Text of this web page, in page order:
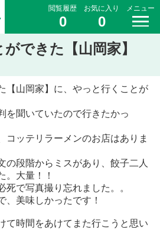
閲覧履歴
0
お気に入り
0
メニュー
できた【山岡家】
【山岡家】に、やっと行くことが
を聞いていたので行きたかっ
コッテリラーメンのお店はありま
の段階からミスがあり、餃子二人
。大量！！
死で写真撮り忘れました。。
、美味しかったです！
て時間をあけてまた行こうと思い